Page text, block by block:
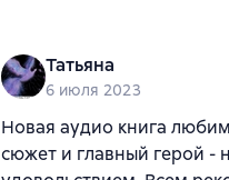
Татьяна
6 июля 2023
Новая аудио книга
сюжет и главный герой